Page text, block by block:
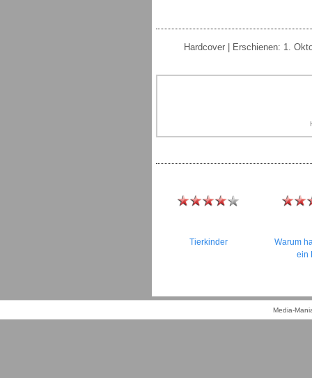
Hardcover | Erschienen: 1.
Tierkinder
Warum
ein
Media-